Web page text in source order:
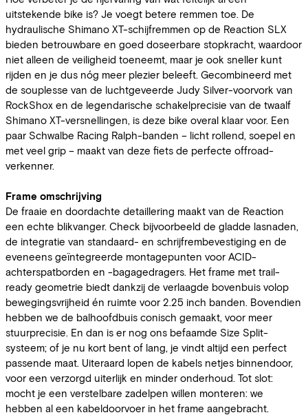
uitstekende bike is? Je voegt betere remmen toe. De
hydraulische Shimano XT-schijfremmen op de Reaction SLX
bieden betrouwbare en goed doseerbare stopkracht, waardoor
niet alleen de veiligheid toeneemt, maar je ook sneller kunt
rijden en je dus nóg meer plezier beleeft. Gecombineerd met
de souplesse van de luchtgeveerde Judy Silver-voorvork van
RockShox en de legendarische schakelprecisie van de twaalf
Shimano XT-versnellingen, is deze bike overal klaar voor. Een
paar Schwalbe Racing Ralph-banden – licht rollend, soepel en
met veel grip – maakt van deze fiets de perfecte offroad-
verkenner.
Frame omschrijving
De fraaie en doordachte detaillering maakt van de Reaction
een echte blikvanger. Check bijvoorbeeld de gladde lasnaden,
de integratie van standaard- en schrijfrembevestiging en de
eveneens geïntegreerde montagepunten voor ACID-
achterspatborden en -bagagedragers. Het frame met trail-
ready geometrie biedt dankzij de verlaagde bovenbuis volop
bewegingsvrijheid én ruimte voor 2.25 inch banden. Bovendien
hebben we de balhoofdbuis conisch gemaakt, voor meer
stuurprecisie. En dan is er nog ons befaamde Size Split-
systeem; of je nu kort bent of lang, je vindt altijd een perfect
passende maat. Uiteraard lopen de kabels netjes binnendoor,
voor een verzorgd uiterlijk en minder onderhoud. Tot slot:
mocht je een verstelbare zadelpen willen monteren: we
hebben al een kabeldoorvoer in het frame aangebracht.